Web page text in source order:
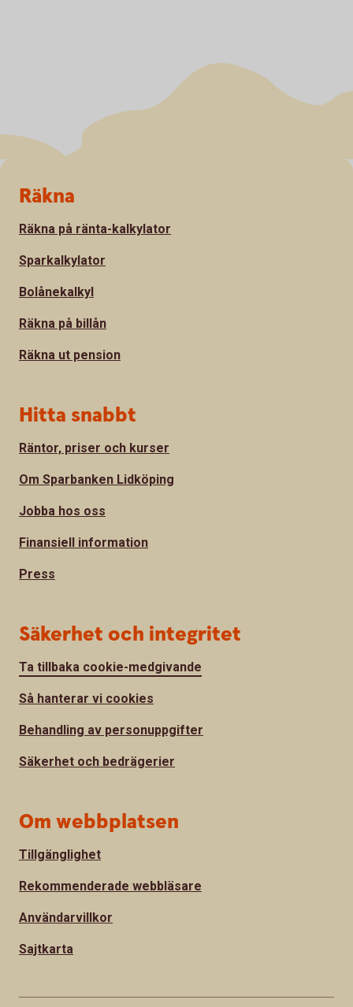
Sidfot
Räkna
Räkna på ränta-kalkylator
Sparkalkylator
Bolånekalkyl
Räkna på billån
Räkna ut pension
Hitta snabbt
Räntor, priser och kurser
Om Sparbanken Lidköping
Jobba hos oss
Finansiell information
Press
Säkerhet och integritet
Ta tillbaka cookie-medgivande
Så hanterar vi cookies
Behandling av personuppgifter
Säkerhet och bedrägerier
Om webbplatsen
Tillgänglighet
Rekommenderade webbläsare
Användarvillkor
Sajtkarta